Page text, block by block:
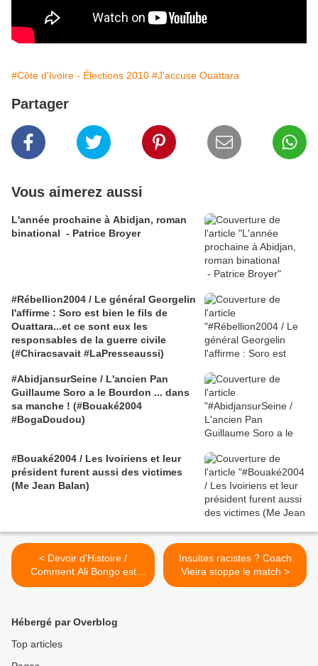
#Côte d'Ivoire - Élections 2010 #J'accuse Ouattara
Partager
Vous aimerez aussi
L'année prochaine à Abidjan, roman
binational - Patrice Broyer
#Rébellion2004 / Le général Georgelin
l'affirme : Soro est bien le fils de
Ouattara...et ce sont eux les
responsables de la guerre civile
(#Chiracsavait #LaPresseaussi)
#AbidjansurSeine / L'ancien Pan
Guillaume Soro a le Bourdon ... dans
sa manche ! (#Bouaké2004
#BogaDoudou)
#Bouaké2004 / Les Ivoiriens et leur
président furent aussi des victimes
(Me Jean Balan)
< Devoir d'Histoire /
Comment Ali Bongo est
arrivé au pouvoir
Insultes racistes ? Coach
Vieira stoppe le match >
Hébergé par Overblog
Top articles